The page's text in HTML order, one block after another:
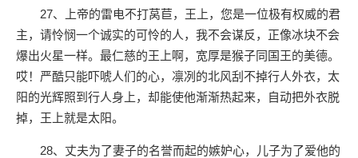
27、上帝的雷电不打莴苣，王上，您是一位极有权威的君
主，请怜悯一个诚实的可怜的人，我不会谋反，正像冰块不会
爆出火星一样。最仁慈的王上啊，宽厚是猴子同国王的美德。
哎！严酷只能吓唬人们的心，凛冽的北风刮不掉行人外衣，太
阳的光辉照到行人身上，却能使他渐渐热起来，自动把外衣脱
掉，王上就是太阳。
28、丈夫为了妻子的名誉而起的嫉妒心，儿子为了爱他的